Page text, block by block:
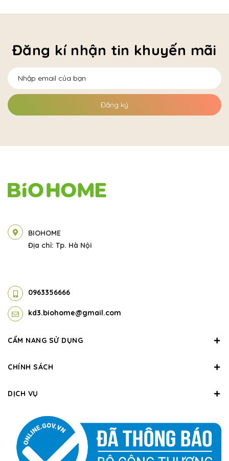
Đăng kí nhận tin khuyến mãi
Đăng ký
BIOHOME
Địa chỉ: Tp. Hà Nội
0963356666
kd3.biohome@gmail.com
CẨM NANG SỬ DỤNG
CHÍNH SÁCH
DỊCH VỤ